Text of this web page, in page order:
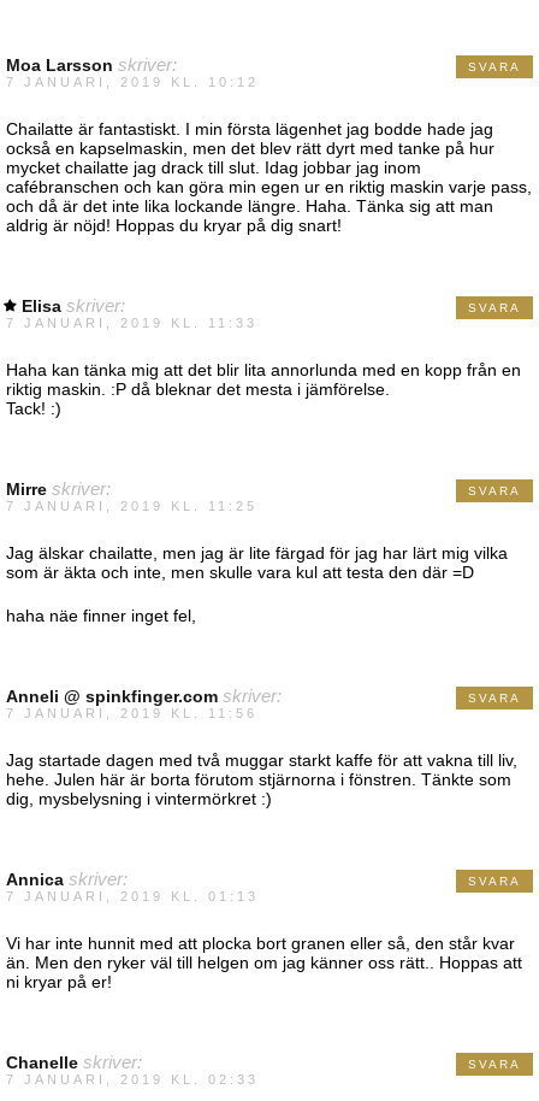
Moa Larsson skriver:
7 JANUARI, 2019 KL. 10:12
Chailatte är fantastiskt. I min första lägenhet jag bodde hade jag
också en kapselmaskin, men det blev rätt dyrt med tanke på hur
mycket chailatte jag drack till slut. Idag jobbar jag inom
cafébranschen och kan göra min egen ur en riktig maskin varje pass,
och då är det inte lika lockande längre. Haha. Tänka sig att man
aldrig är nöjd! Hoppas du kryar på dig snart!
SVARA
Elisa skriver:
7 JANUARI, 2019 KL. 11:33
Haha kan tänka mig att det blir lita annorlunda med en kopp från en
riktig maskin. :P då bleknar det mesta i jämförelse.
Tack! :)
SVARA
Mirre skriver:
7 JANUARI, 2019 KL. 11:25
Jag älskar chailatte, men jag är lite färgad för jag har lärt mig vilka
som är äkta och inte, men skulle vara kul att testa den där =D
haha näe finner inget fel,
SVARA
Anneli @ spinkfinger.com skriver:
7 JANUARI, 2019 KL. 11:56
Jag startade dagen med två muggar starkt kaffe för att vakna till liv,
hehe. Julen här är borta förutom stjärnorna i fönstren. Tänkte som
dig, mysbelysning i vintermörkret :)
SVARA
Annica skriver:
7 JANUARI, 2019 KL. 01:13
Vi har inte hunnit med att plocka bort granen eller så, den står kvar
än. Men den ryker väl till helgen om jag känner oss rätt.. Hoppas att
ni kryar på er!
SVARA
Chanelle skriver:
7 JANUARI, 2019 KL. 02:33
SVARA